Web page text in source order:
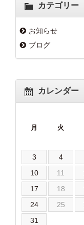
カテゴリー
お知らせ
ブログ
カレンダー
月 火
3
4
10
11
17
18
24
25
31